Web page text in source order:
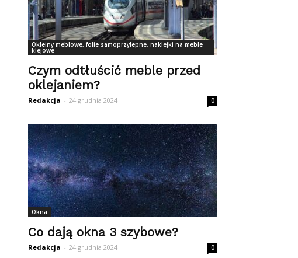
Okleiny meblowe, folie samoprzylepne, naklejki na meble
klejowe
Czym odtłuścić meble przed
oklejaniem?
Redakcja - 24 grudnia 2024 0
Okna
Co dają okna 3 szybowe?
Redakcja - 24 grudnia 2024 0